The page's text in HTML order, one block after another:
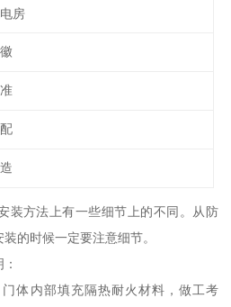
房
装方法上有一些细节上的不同。从防
的时候一定要注意细节。
体内部填充隔热耐火材料，做工考